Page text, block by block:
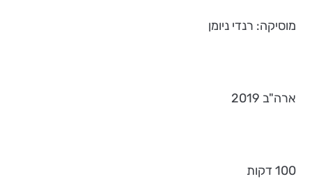
מוסיקה: רנדי ניומן
ארה"ב 2019
100 דקות